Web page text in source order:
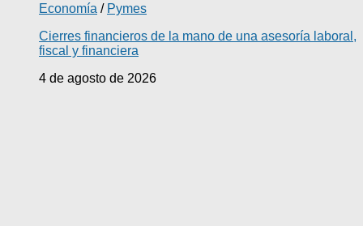
Economía / Pymes
Cierres financieros de la mano de una asesoría laboral,
fiscal y financiera
4 de agosto de 2026